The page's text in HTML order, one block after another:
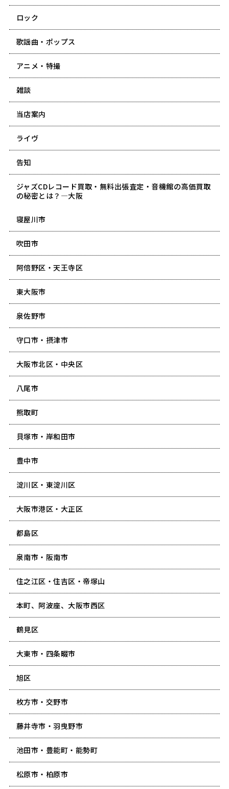
ロック
歌謡曲・ポップス
アニメ・特撮
雑談
当店案内
ライヴ
告知
ジャズCDレコード買取・無料出張査定・音機館の高価買取
の秘密とは？―大阪
寝屋川市
吹田市
阿倍野区・天王寺区
東大阪市
泉佐野市
守口市・摂津市
大阪市北区・中央区
八尾市
熊取町
貝塚市・岸和田市
豊中市
淀川区・東淀川区
大阪市港区・大正区
都島区
泉南市・阪南市
住之江区・住吉区・帝塚山
本町、阿波座、大阪市西区
鶴見区
大東市・四条畷市
旭区
枚方市・交野市
藤井寺市・羽曳野市
池田市・豊能町・能勢町
松原市・柏原市